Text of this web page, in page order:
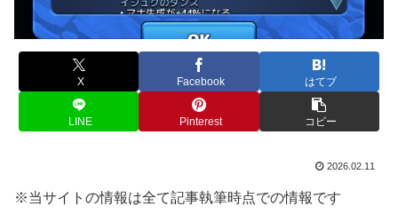
X Facebook はてブ
LINE Pinterest コピー
2026.02.11
※当サイトの情報は全て記事執筆時点での情報です